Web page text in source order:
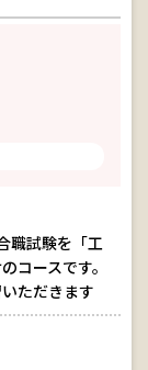
職試験を「工
コースです。
ただきます